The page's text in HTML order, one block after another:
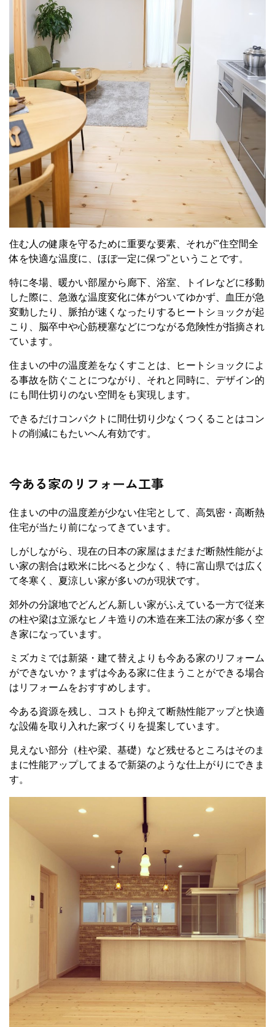
住む人の健康を守るために重要な要素、それが"住空間全
体を快適な温度に、ほぼ一定に保つ"ということです。
特に冬場、暖かい部屋から廊下、浴室、トイレなどに移動
した際に、急激な温度変化に体がついてゆかず、血圧が急
変動したり、脈拍が速くなったりするヒートショックが起
こり、脳卒中や心筋梗塞などにつながる危険性が指摘され
ています。
住まいの中の温度差をなくすことは、ヒートショックによ
る事故を防ぐことにつながり、それと同時に、デザイン的
にも間仕切りのない空間をも実現します。
できるだけコンパクトに間仕切り少なくつくることはコン
トの削減にもたいへん有効です。
今ある家のリフォーム工事
住まいの中の温度差が少ない住宅として、高気密・高断熱
住宅が当たり前になってきています。
しがしながら、現在の日本の家屋はまだまだ断熱性能がよ
い家の割合は欧米に比べると少なく、特に富山県では広く
て冬寒く、夏涼しい家が多いのが現状です。
郊外の分譲地でどんどん新しい家がふえている一方で従来
の柱や梁は立派なヒノキ造りの木造在来工法の家が多く空
き家になっています。
ミズカミでは新築・建て替えよりも今ある家のリフォーム
ができないか？まずは今ある家に住まうことができる場合
はリフォームをおすすめします。
今ある資源を残し、コストも抑えて断熱性能アップと快適
な設備を取り入れた家づくりを提案しています。
見えない部分（柱や梁、基礎）など残せるところはそのま
まに性能アップしてまるで新築のような仕上がりにできま
す。